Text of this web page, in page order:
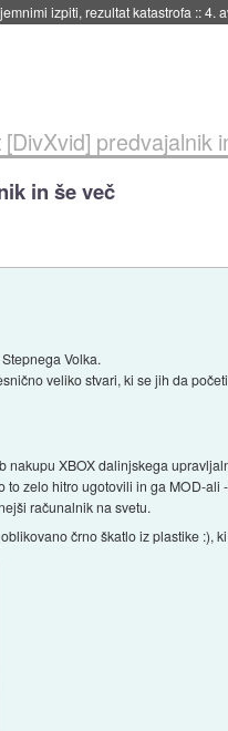
za večkratno uporabo::4. avg
[DivXvid] predvajalnik
in še več
Volka.
veliko stvari, ki se jih da
nakupu XBOX dalinjskega
to zelo hitro ugotovili in ga MOD-
računalnik na svetu.
črno škatlo iz plastike